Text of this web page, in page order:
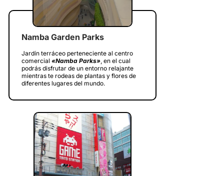
Namba Garden Parks
Jardín terráceo perteneciente al centro
comercial «Namba Parks», en el cual
podrás disfrutar de un entorno relajante
mientras te rodeas de plantas y flores de
diferentes lugares del mundo.